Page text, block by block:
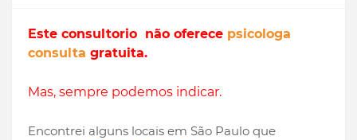
Este consultorio não oferece psicologa
consulta gratuita.
Mas, sempre podemos indicar.
Encontrei alguns locais em São Paulo que